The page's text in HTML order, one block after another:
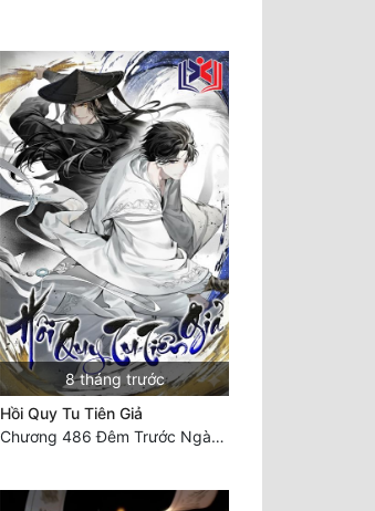
8 tháng trước
Hồi Quy Tu Tiên Giả
Chương 486 Đêm Trước Ngày Tận Thế (3)